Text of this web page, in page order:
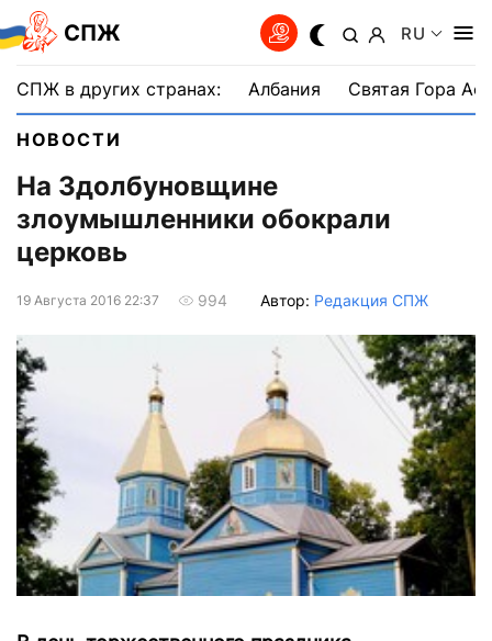
СПЖ RU
СПЖ в других странах: Албания Святая Гора
НОВОСТИ
На Здолбуновщине
злоумышленники обокрали
церковь
19 Августа 2016 22:37 994 Автор: Редакция СПЖ